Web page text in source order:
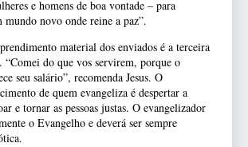
e homens de boa vontade – para
novo onde reine a paz”.
material dos enviados é a terceira
“Comei do que vos servirem, porque o
seu salário”, recomenda Jesus. O
de quem evangeliza é despertar a
e tornar as pessoas justas. O evangelizador
o Evangelho e deverá ser sempre